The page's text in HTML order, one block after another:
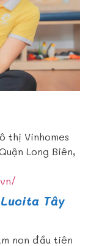
thị Vinhomes
Long Biên,
Tây
non đầu tiên